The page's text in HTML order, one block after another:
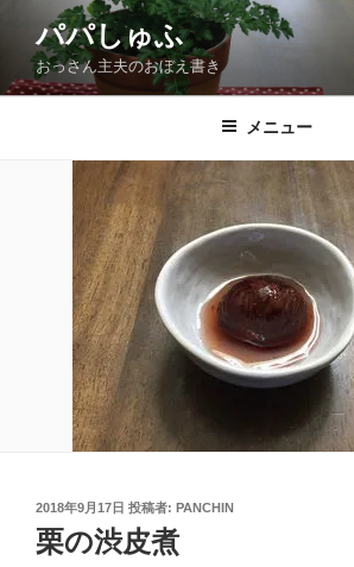
ン
パパしゅふ
おっさん主夫のおぼえ書き
メニュー
投
稿
日:
2018年9月17日 投稿者: PANCHIN
栗の渋皮煮